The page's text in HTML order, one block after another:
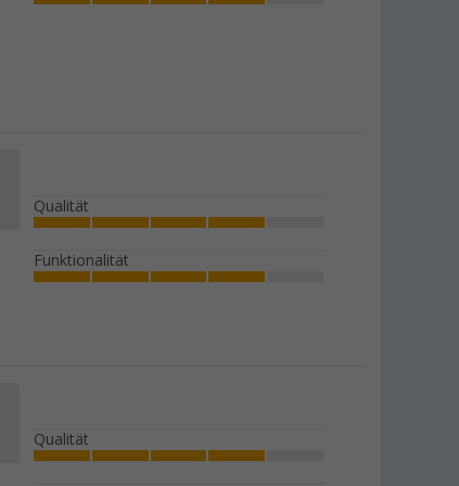
Qualität
Funktionalität
Qualität